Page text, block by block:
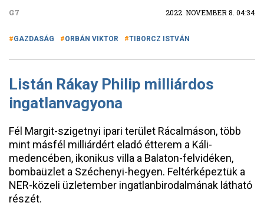
G7 2022. NOVEMBER 8. 04:34
GAZDASÁG ORBÁN VIKTOR TIBORCZ ISTVÁN
Listán Rákay Philip milliárdos
ingatlanvagyona
Fél Margit-szigetnyi ipari terület Rácalmáson, több
mint másfél milliárdért eladó étterem a Káli-
medencében, ikonikus villa a Balaton-felvidéken,
bombaüzlet a Széchenyi-hegyen. Feltérképeztük a
NER-közeli üzletember ingatlanbirodalmának látható
részét.